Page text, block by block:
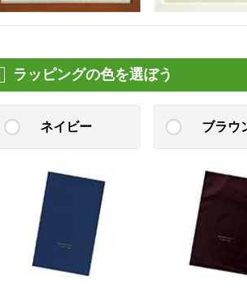
ラッピングの色を選ぼう
ネイビー ブラウ